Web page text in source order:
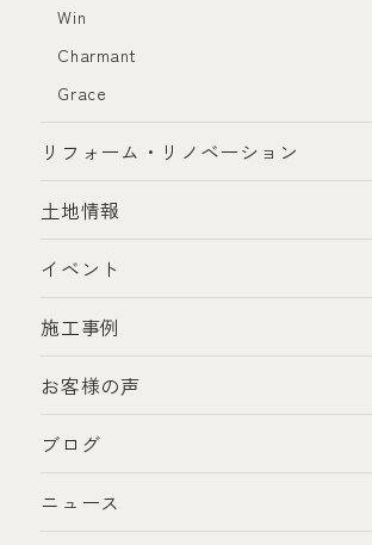
Win
Charmant
Grace
リフォーム・リノベーション
土地情報
イベント
施工事例
お客様の声
ブログ
ニュース